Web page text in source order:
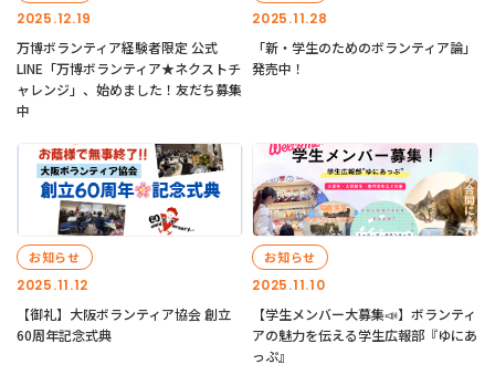
2025.12.19
万博ボランティア経験者限定 公式
LINE「万博ボランティア★ネクストチ
ャレンジ」、始めました！友だち募集
中
2025.11.28
「新・学生のためのボランティア論」
発売中！
2025.11.12
お知らせ
【御礼】大阪ボランティア協会 創立
60周年記念式典
2025.11.10
お知らせ
【学生メンバー大募集📣】ボランティ
アの魅力を伝える学生広報部『ゆにあ
っぷ』